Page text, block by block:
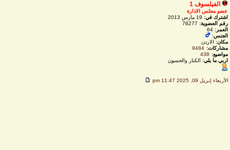
الفيلسوف 1
عضو مجلس الادارة
اشترك في:19 مارس 2013
رقم العضوية:76277
العمر: 64
الجنس:
مكان:الاردن
مشاركات:
9484
مواضيع:
438
اربي ما يلي:الكنار والحسون
الأربعاء إبريل 09, 2025 11:47 pm